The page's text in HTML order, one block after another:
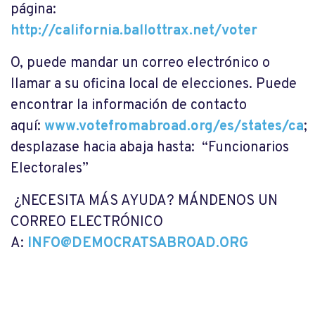
página:
http://california.ballottrax.net/voter
O, puede mandar un correo electrónico o
llamar a su oficina local de elecciones. Puede
encontrar la información de contacto
aquí: www.votefromabroad.org/es/states/ca;
desplazase hacia abaja hasta: “Funcionarios
Electorales”
¿NECESITA MÁS AYUDA? MÁNDENOS UN
CORREO ELECTRÓNICO
A: INFO@DEMOCRATSABROAD.ORG